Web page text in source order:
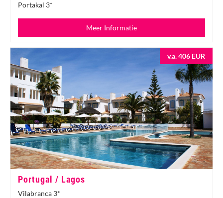
Portakal 3*
Meer Informatie
v.a. 406 EUR
Portugal / Lagos
Vilabranca 3*